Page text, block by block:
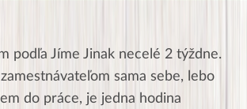
podľa Jíme Jinak necelé 2 týždne.
sama sebe, lebo
do práce, je jedna hodina
J
Jana
Moc Vám všem děkuji za krásný pátek,